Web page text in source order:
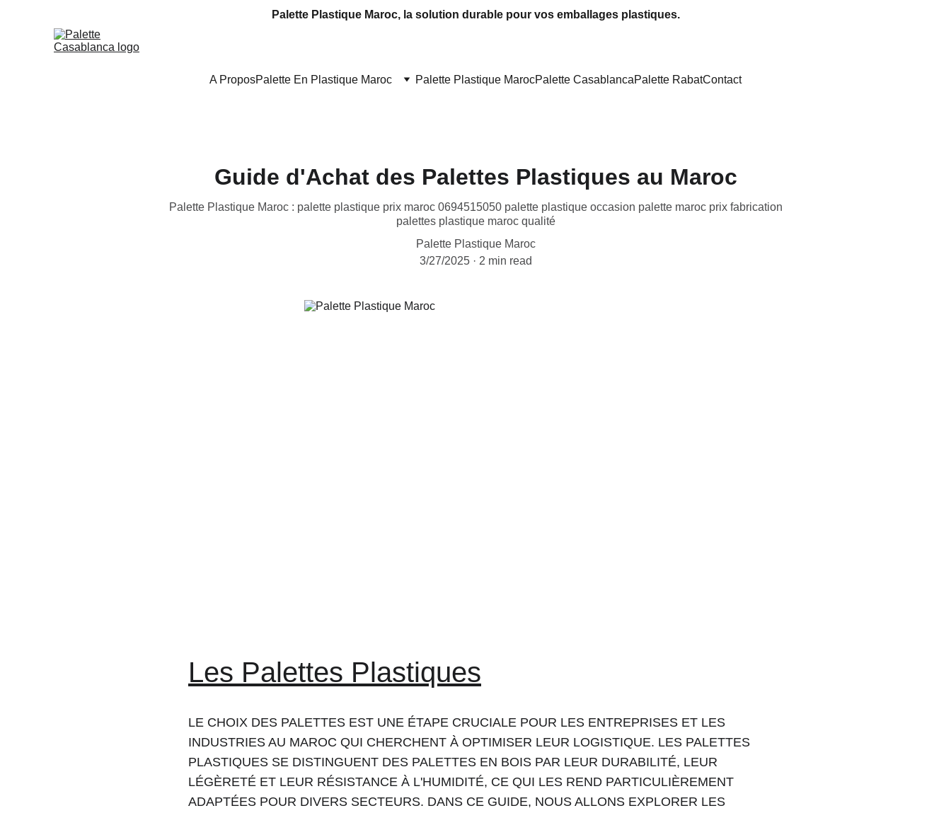
Palette Plastique Maroc, la solution durable pour vos emballages plastiques.
A ProposPalette En Plastique Maroc Palette Plastique MarocPalette CasablancaPalette RabatContact
Guide d'Achat des Palettes Plastiques au Maroc
Palette Plastique Maroc : palette plastique prix maroc 0694515050 palette plastique occasion palette maroc prix fabrication
palettes plastique maroc qualité
Palette Plastique Maroc
3/27/2025
2 min read
Les Palettes Plastiques
LE CHOIX DES PALETTES EST UNE ÉTAPE CRUCIALE POUR LES ENTREPRISES ET LES
INDUSTRIES AU MAROC QUI CHERCHENT À OPTIMISER LEUR LOGISTIQUE. LES PALETTES
PLASTIQUES SE DISTINGUENT DES PALETTES EN BOIS PAR LEUR DURABILITÉ, LEUR
LÉGÈRETÉ ET LEUR RÉSISTANCE À L'HUMIDITÉ, CE QUI LES REND PARTICULIÈREMENT
ADAPTÉES POUR DIVERS SECTEURS. DANS CE GUIDE, NOUS ALLONS EXPLORER LES